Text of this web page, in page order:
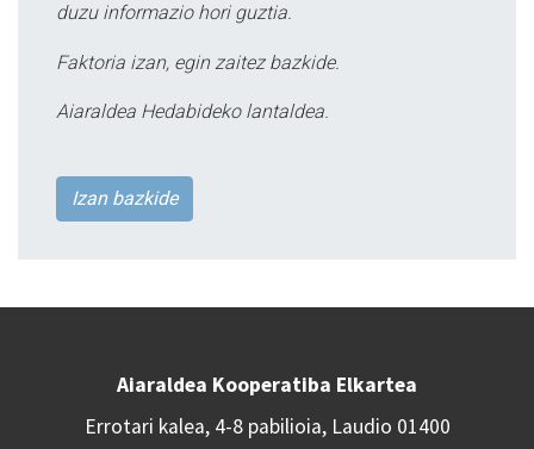
duzu informazio hori guztia.
Faktoria izan, egin zaitez bazkide.
Aiaraldea Hedabideko lantaldea.
Izan bazkide
Aiaraldea Kooperatiba Elkartea
Errotari kalea, 4-8 pabilioia, Laudio 01400